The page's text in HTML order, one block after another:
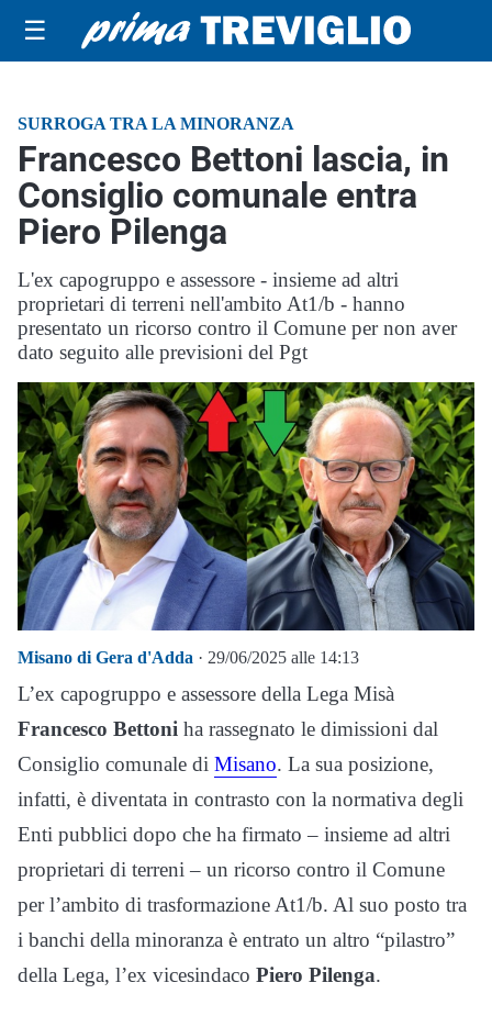
☰
SURROGA TRA LA MINORANZA
Francesco Bettoni lascia, in
Consiglio comunale entra
Piero Pilenga
L'ex capogruppo e assessore - insieme ad altri
proprietari di terreni nell'ambito At1/b - hanno
presentato un ricorso contro il Comune per non aver
dato seguito alle previsioni del Pgt
Misano di Gera d'Adda · 29/06/2025 alle 14:13
L’ex capogruppo e assessore della Lega Misà
Francesco Bettoni ha rassegnato le dimissioni dal
Consiglio comunale di Misano. La sua posizione,
infatti, è diventata in contrasto con la normativa degli
Enti pubblici dopo che ha firmato – insieme ad altri
proprietari di terreni – un ricorso contro il Comune
per l’ambito di trasformazione At1/b. Al suo posto tra
i banchi della minoranza è entrato un altro “pilastro”
della Lega, l’ex vicesindaco Piero Pilenga.